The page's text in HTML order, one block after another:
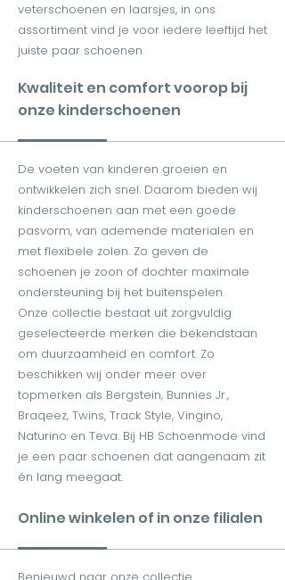
veterschoenen en laarsjes, in ons
assortiment vind je voor iedere leeftijd het
juiste paar schoenen.
Kwaliteit en comfort voorop bij
onze kinderschoenen
De voeten van kinderen groeien en
ontwikkelen zich snel. Daarom bieden wij
kinderschoenen aan met een goede
pasvorm, van ademende materialen en
met flexibele zolen. Zo geven de
schoenen je zoon of dochter maximale
ondersteuning bij het buitenspelen.
Onze collectie bestaat uit zorgvuldig
geselecteerde merken die bekendstaan
om duurzaamheid en comfort. Zo
beschikken wij onder meer over
topmerken als Bergstein, Bunnies Jr.,
Braqeez, Twins, Track Style, Vingino,
Naturino en Teva. Bij HB Schoenmode vind
je een paar schoenen dat aangenaam zit
én lang meegaat.
Online winkelen of in onze filialen